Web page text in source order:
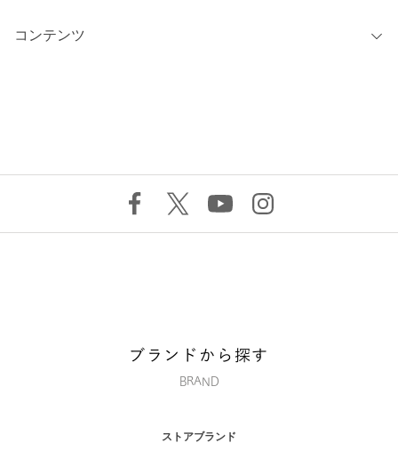
コンテンツ
ブランドから探す
BRAND
ストアブランド